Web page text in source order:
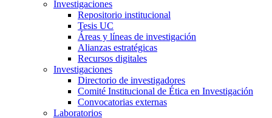
Investigaciones
Repositorio institucional
Tesis UC
Áreas y líneas de investigación
Alianzas estratégicas
Recursos digitales
Investigaciones
Directorio de investigadores
Comité Institucional de Ética en Investigación
Convocatorias externas
Laboratorios